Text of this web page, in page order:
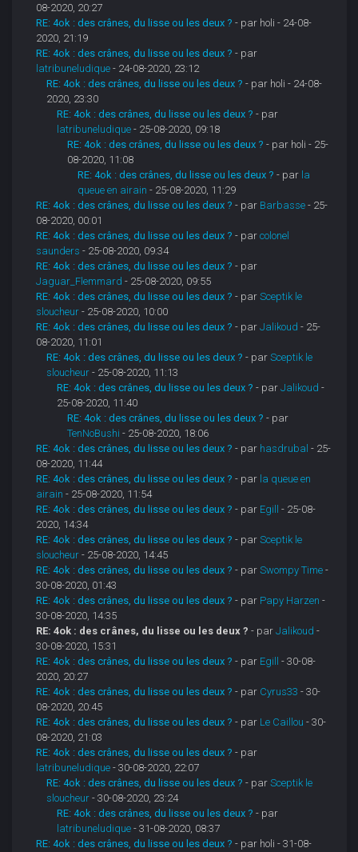
08-2020, 20:27
RE: 4ok : des crânes, du lisse ou les deux ? - par holi - 24-08-
2020, 21:19
RE: 4ok : des crânes, du lisse ou les deux ? - par
latribuneludique - 24-08-2020, 23:12
RE: 4ok : des crânes, du lisse ou les deux ? - par holi - 24-08-
2020, 23:30
RE: 4ok : des crânes, du lisse ou les deux ? - par
latribuneludique - 25-08-2020, 09:18
RE: 4ok : des crânes, du lisse ou les deux ? - par holi - 25-
08-2020, 11:08
RE: 4ok : des crânes, du lisse ou les deux ? - par la
queue en airain - 25-08-2020, 11:29
RE: 4ok : des crânes, du lisse ou les deux ? - par Barbasse - 25-
08-2020, 00:01
RE: 4ok : des crânes, du lisse ou les deux ? - parcolonel
saunders - 25-08-2020, 09:34
RE: 4ok : des crânes, du lisse ou les deux ? - par
Jaguar_Flemmard - 25-08-2020, 09:55
RE: 4ok : des crânes, du lisse ou les deux ? - parSceptik le
sloucheur - 25-08-2020, 10:00
RE: 4ok : des crânes, du lisse ou les deux ? - parJalikoud - 25-
08-2020, 11:01
RE: 4ok : des crânes, du lisse ou les deux ? - parSceptik le
sloucheur - 25-08-2020, 11:13
RE: 4ok : des crânes, du lisse ou les deux ? - parJalikoud -
25-08-2020, 11:40
RE: 4ok : des crânes, du lisse ou les deux ? - par
TenNoBushi - 25-08-2020, 18:06
RE: 4ok : des crânes, du lisse ou les deux ? - par hasdrubal - 25-
08-2020, 11:44
RE: 4ok : des crânes, du lisse ou les deux ? - par la queue en
airain - 25-08-2020, 11:54
RE: 4ok : des crânes, du lisse ou les deux ? - par Egill
- 25-08-
2020, 14:34
RE: 4ok : des crânes, du lisse ou les deux ? - parSceptik le
sloucheur - 25-08-2020, 14:45
RE: 4ok : des crânes, du lisse ou les deux ? - parSwompy Time -
30-08-2020, 01:43
RE: 4ok : des crânes, du lisse ou les deux ? - par Papy Harzen -
30-08-2020, 14:35
RE: 4ok : des crânes, du lisse ou les deux ? - parJalikoud -
30-08-2020, 15:31
RE: 4ok : des crânes, du lisse ou les deux ? - par Egill
- 30-08-
2020, 20:27
RE: 4ok : des crânes, du lisse ou les deux ? - par Cyrus33 - 30-
08-2020, 20:45
RE: 4ok : des crânes, du lisse ou les deux ? - par Le Caillou - 30-
08-2020, 21:03
RE: 4ok : des crânes, du lisse ou les deux ? - par
latribuneludique - 30-08-2020, 22:07
RE: 4ok : des crânes, du lisse ou les deux ? - parSceptik le
sloucheur - 30-08-2020, 23:24
RE: 4ok : des crânes, du lisse ou les deux ? - par
latribuneludique - 31-08-2020, 08:37
RE: 4ok : des crânes, du lisse ou les deux ? - par holi - 31-08-